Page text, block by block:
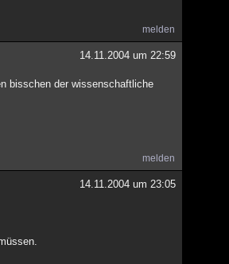
melden
14.11.2004 um 22:59
bisschen der wissenschaftliche
melden
14.11.2004 um 23:05